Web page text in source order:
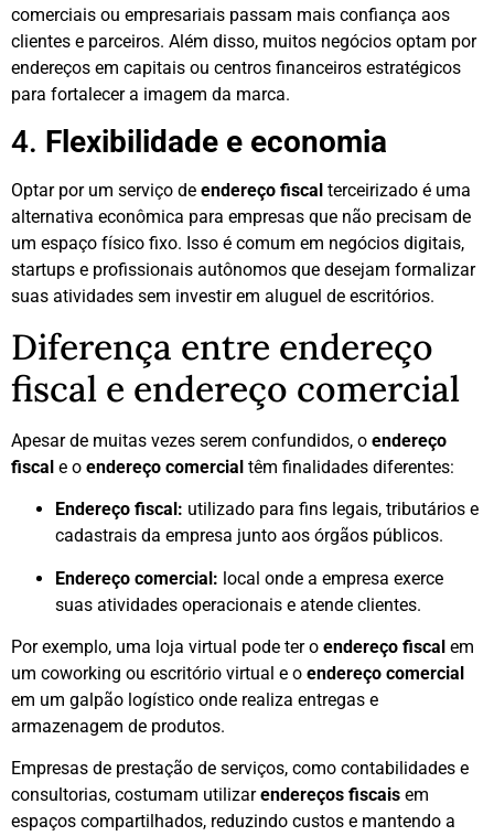
comerciais ou empresariais passam mais confiança aos
clientes e parceiros. Além disso, muitos negócios optam por
endereços em capitais ou centros financeiros estratégicos
para fortalecer a imagem da marca.
4. Flexibilidade e economia
Optar por um serviço de endereço fiscal terceirizado é uma
alternativa econômica para empresas que não precisam de
um espaço físico fixo. Isso é comum em negócios digitais,
startups e profissionais autônomos que desejam formalizar
suas atividades sem investir em aluguel de escritórios.
Diferença entre endereço
fiscal e endereço comercial
Apesar de muitas vezes serem confundidos, o endereço
fiscal e o endereço comercial têm finalidades diferentes:
Endereço fiscal: utilizado para fins legais, tributários e
cadastrais da empresa junto aos órgãos públicos.
Endereço comercial: local onde a empresa exerce
suas atividades operacionais e atende clientes.
Por exemplo, uma loja virtual pode ter o endereço fiscal em
um coworking ou escritório virtual e o endereço comercial
em um galpão logístico onde realiza entregas e
armazenagem de produtos.
Empresas de prestação de serviços, como contabilidades e
consultorias, costumam utilizarendereços fiscais em
espaços compartilhados, reduzindo custos e mantendo a